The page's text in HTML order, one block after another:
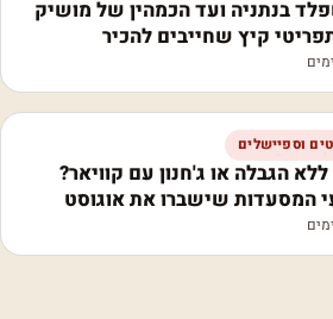
בנתניה ועד הכמהין של מושיק
קיץ שחייבים להכיר
וספיישלים
הגבלה או ג'חנון עם קוויאר?
המסעדות שישברו את אוגוסט